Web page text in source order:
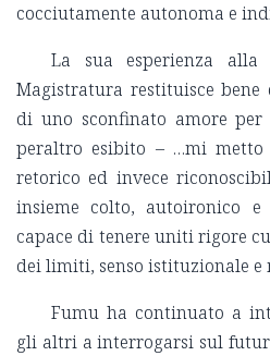
cocciutamente autonoma e
La sua esperienza alla
Magistratura restituisce bene
di uno sconfinato amore per
peraltro esibito – …mi
retorico ed invece
insieme colto, autoironico e
capace di tenere uniti rigore
dei limiti, senso istituzionale e
Fumu ha continuato a
gli altri a interrogarsi sul